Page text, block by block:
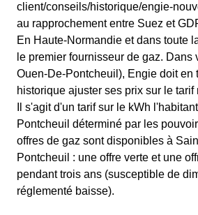
client/conseils/historique/engie-
au rapprochement entre Suez et
En Haute-Normandie et dans toute
le premier fournisseur de gaz. Dans
Ouen-De-Pontcheuil), Engie doit en
historique ajuster ses prix sur le tarif
Il s'agit d'un tarif sur le kWh
Pontcheuil déterminé par les
offres de gaz sont disponibles à
Pontcheuil : une offre verte et une
pendant trois ans (susceptible de
réglementé baisse).